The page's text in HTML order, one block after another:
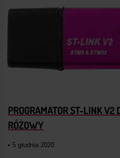
PROGRAMATOR ST-LINK V2
RÓŻOWY
• 5 grudnia 2020